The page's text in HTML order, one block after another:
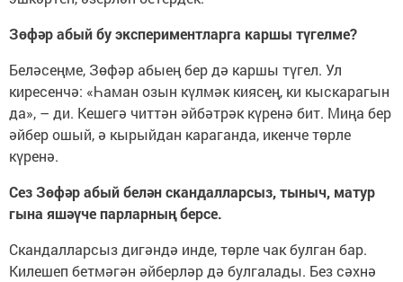
Зөфәр абый бу экспериментларга каршы түгелме?
Беләсеңме, Зөфәр абыең бер дә каршы түгел. Ул
киресенчә: «Һаман озын күлмәк киясең, ки кыскарагын
да», – ди. Кешегә читтән әйбәтрәк күренә бит. Миңа бер
әйбер ошый, ә кырыйдан караганда, икенче төрле
күренә.
Сез Зөфәр абый белән скандалларсыз, тыныч, матур
гына яшәүче парларның берсе.
Скандалларсыз дигәндә инде, төрле чак булган бар.
Килешеп бетмәгән әйберләр дә булгалады. Без сәхнә